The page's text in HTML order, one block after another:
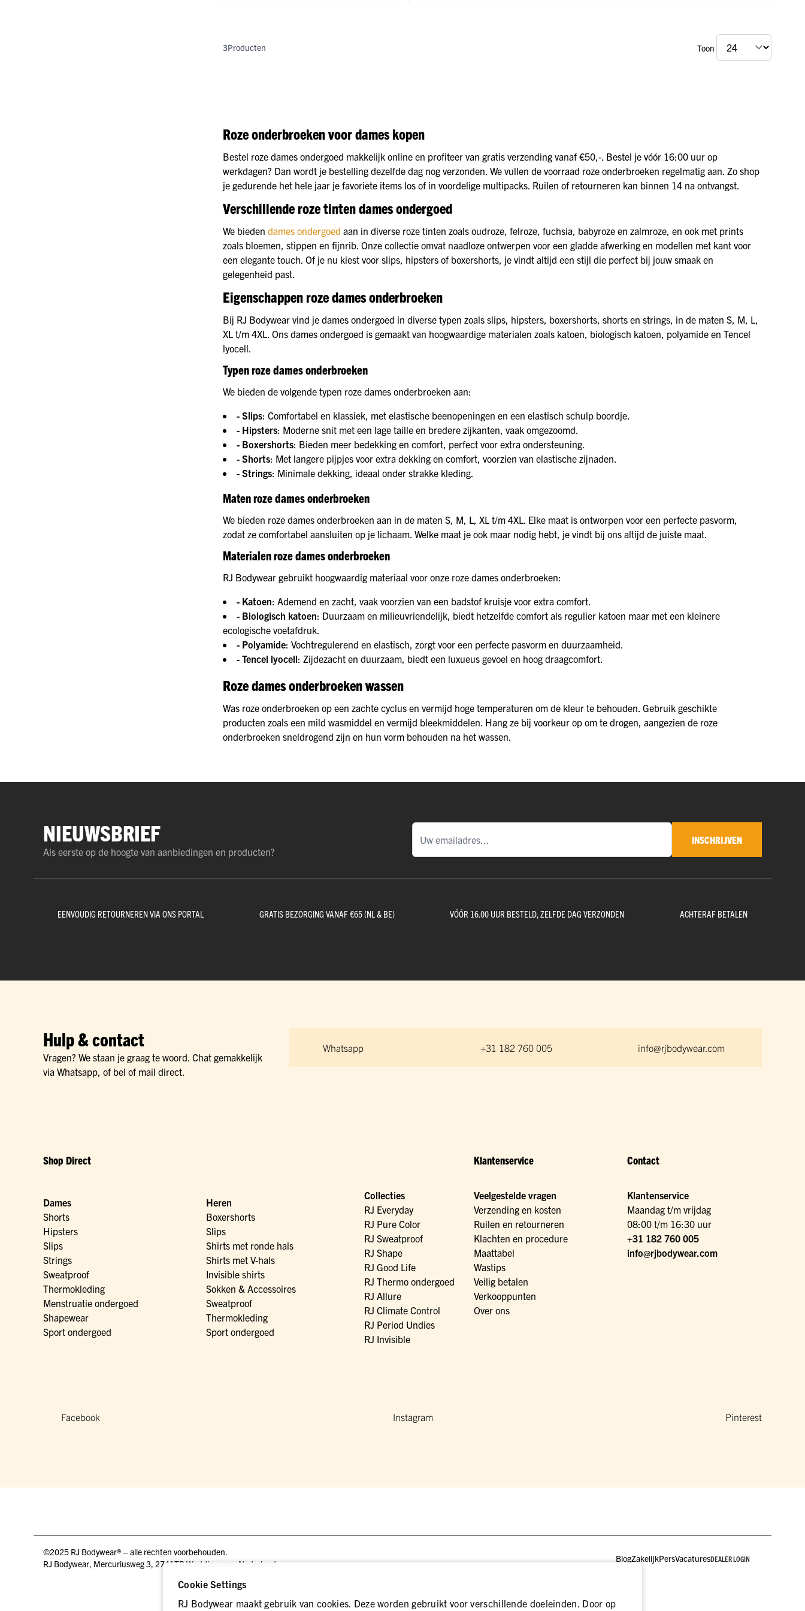
3Producten Toon
Roze onderbroeken voor dames kopen
Bestel roze dames ondergoed makkelijk online en profiteer van gratis verzending vanaf €50,-. Bestel je vóór 16:00 uur op
werkdagen? Dan wordt je bestelling dezelfde dag nog verzonden. We vullen de voorraad roze onderbroeken regelmatig aan. Zo shop
je gedurende het hele jaar je favoriete items los of in voordelige multipacks. Ruilen of retourneren kan binnen 14 na ontvangst.
Verschillende roze tinten dames ondergoed
We bieden dames ondergoed aan in diverse roze tinten zoals oudroze, felroze, fuchsia, babyroze en zalmroze, en ook met prints
zoals bloemen, stippen en fijnrib. Onze collectie omvat naadloze ontwerpen voor een gladde afwerking en modellen met kant voor
een elegante touch. Of je nu kiest voor slips, hipsters of boxershorts, je vindt altijd een stijl die perfect bij jouw smaak en
gelegenheid past.
Eigenschappen roze dames onderbroeken
Bij RJ Bodywear vind je dames ondergoed in diverse typen zoals slips, hipsters, boxershorts, shorts en strings, in de maten S, M, L,
XL t/m 4XL. Ons dames ondergoed is gemaakt van hoogwaardige materialen zoals katoen, biologisch katoen, polyamide en Tencel
lyocell.
Typen roze dames onderbroeken
We bieden de volgende typen roze dames onderbroeken aan:
- Slips: Comfortabel en klassiek, met elastische beenopeningen en een elastisch schulp boordje.
- Hipsters: Moderne snit met een lage taille en bredere zijkanten, vaak omgezoomd.
- Boxershorts: Bieden meer bedekking en comfort, perfect voor extra ondersteuning.
- Shorts: Met langere pijpjes voor extra dekking en comfort, voorzien van elastische zijnaden.
- Strings: Minimale dekking, ideaal onder strakke kleding.
Maten roze dames onderbroeken
We bieden roze dames onderbroeken aan in de maten S, M, L, XL t/m 4XL. Elke maat is ontworpen voor een perfecte pasvorm,
zodat ze comfortabel aansluiten op je lichaam. Welke maat je ook maar nodig hebt, je vindt bij ons altijd de juiste maat.
Materialen roze dames onderbroeken
RJ Bodywear gebruikt hoogwaardig materiaal voor onze roze dames onderbroeken:
- Katoen: Ademend en zacht, vaak voorzien van een badstof kruisje voor extra comfort.
- Biologisch katoen: Duurzaam en milieuvriendelijk, biedt hetzelfde comfort als regulier katoen maar met een kleinere
ecologische voetafdruk.
- Polyamide: Vochtregulerend en elastisch, zorgt voor een perfecte pasvorm en duurzaamheid.
- Tencel lyocell: Zijdezacht en duurzaam, biedt een luxueus gevoel en hoog draagcomfort.
Roze dames onderbroeken wassen
Was roze onderbroeken op een zachte cyclus en vermijd hoge temperaturen om de kleur te behouden. Gebruik geschikte
producten zoals een mild wasmiddel en vermijd bleekmiddelen. Hang ze bij voorkeur op om te drogen, aangezien de roze
onderbroeken sneldrogend zijn en hun vorm behouden na het wassen.
NIEUWSBRIEF
Als eerste op de hoogte van aanbiedingen en producten?
INSCHRIJVEN
EENVOUDIG RETOURNEREN VIA ONS PORTAL GRATIS BEZORGING VANAF €65 (NL & BE) VÓÓR 16.00 UUR BESTELD, ZELFDE DAG VERZONDEN ACHTERAF BETALEN
Hulp & contact
Vragen? We staan je graag te woord. Chat gemakkelijk
via Whatsapp, of bel of mail direct.
Whatsapp +31 182 760 005 info@rjbodywear.com
Shop Direct
Dames
Shorts
Hipsters
Slips
Strings
Sweatproof
Thermokleding
Menstruatie ondergoed
Shapewear
Sport ondergoed
Heren
Boxershorts
Slips
Shirts met ronde hals
Shirts met V-hals
Invisible shirts
Sokken & Accessoires
Sweatproof
Thermokleding
Sport ondergoed
Collecties
RJ Everyday
RJ Pure Color
RJ Sweatproof
RJ Shape
RJ Good Life
RJ Thermo ondergoed
RJ Allure
RJ Climate Control
RJ Period Undies
RJ Invisible
Klantenservice
Veelgestelde vragen
Verzending en kosten
Ruilen en retourneren
Klachten en procedure
Maattabel
Wastips
Veilig betalen
Verkooppunten
Over ons
Contact
Klantenservice
Maandag t/m vrijdag
08:00 t/m 16:30 uur
+31 182 760 005
info@rjbodywear.com
Facebook Instagram Pinterest
©2025 RJ Bodywear® – alle rechten voorbehouden.
RJ Bodywear, Mercuriusweg 3, 2741TB Waddinxveen, Nederland
BlogZakelijkPersVacaturesDEALER LOGIN
Cookie Settings
RJ Bodywear maakt gebruik van cookies. Deze worden gebruikt voor verschillende doeleinden. Door op